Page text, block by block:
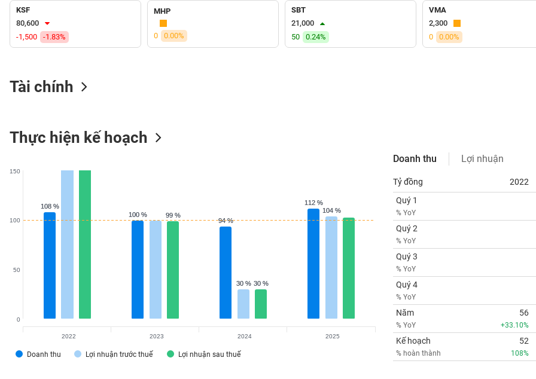
KSF
80,600
-1,500
-1.83%
MHP
0 0.00%
SBT
21,000
50
0.24%
VMA
2,300
0
0.00%
Tài chính
Thực hiện kế hoạch
108 %
108 %
100 %
100 %
94 %
94 %
112 %
112 %
30 %
30 %
104 %
104 %
99 %
99 %
30 %
30 %
Doanh thu Lợi nhuận trước thuế Lợi nhuận sau thuế
0
50
100
150
2022 2023 2024 2025
Doanh thu Lợi nhuận
Tỷ đồng 2022
Quý 1
% YoY
Quý 2
% YoY
Quý 3
% YoY
Quý 4
% YoY
Năm
% YoY
56
+33.10%
Kế hoạch
% hoàn thành
52
108%
(-)
VS-
SECTOR
DÙNG